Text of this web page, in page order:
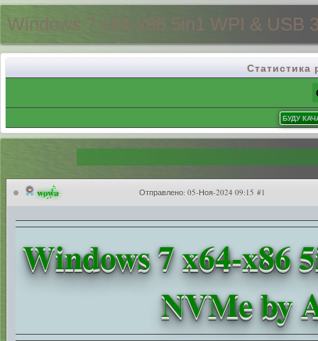
Windows 7 x64-x86 5in1 WPI & USB
Статистика
wowa Отправлено: 05-Ноя-2024 09:15 #1
Windows 7 x64-x86
NVMe by